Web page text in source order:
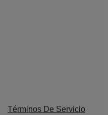
Términos De Servicio